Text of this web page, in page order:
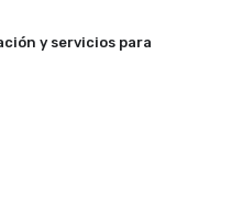
y servicios para